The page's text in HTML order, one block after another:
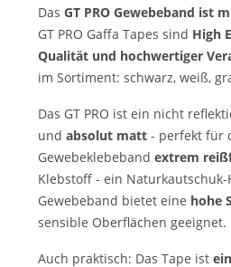
Das GT PRO Gewebeband ist
GT PRO Gaffa Tapes sind High
Qualität und hochwertiger
im Sortiment: schwarz, weiß,
Das GT PRO ist ein nicht
und absolut matt - perfekt für
Gewebeklebeband extrem
Klebstoff - ein Naturkautschuk-
Gewebeband bietet eine hohe
sensible Oberflächen geeignet.
Auch praktisch: Das Tape ist